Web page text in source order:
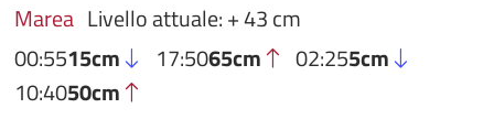
Marea Livello attuale: + 43 cm
00:5515cm 17:5065cm 02:255cm
10:4050cm